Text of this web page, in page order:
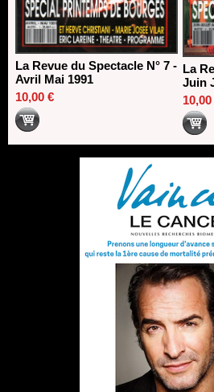
La Revue du Spectacle N° 7 -
Avril Mai 1991
10,00 €
La
Juin
10,00